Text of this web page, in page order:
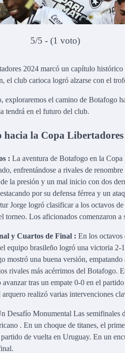
5/5 - (1 voto)
2024 marcó un capítulo
el club carioca logró alzarse con el
exploraremos el camino de Botafogo
tendrá en el futuro del club.
hacia la Copa Libertadores
: La aventura de Botafogo en la
enfrentándose a rivales de
la presión y un mal inicio con dos
por su defensa férrea y un
Jorge logró clasificar a los octavos
torneo. Los aficionados comenzaron
y Cuartos de Final : En los octavos
equipo brasileño logró una victoria 2-
mostró una buena versión,
rivales más acérrimos del Botafogo.
tras un empate 0-0 en el
arquero realizó varias intervenciones
Desafío Monumental Las semifinales
. En un choque de titanes, el
de vuelta en Uruguay. En un